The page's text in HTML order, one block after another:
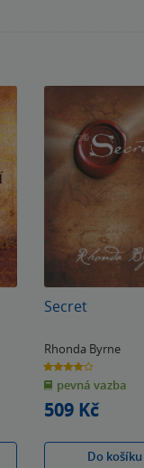
Secret
Rhonda Byrne
4.0
z
5
hvězdiček
pevná vazba
509 Kč
Do košíku